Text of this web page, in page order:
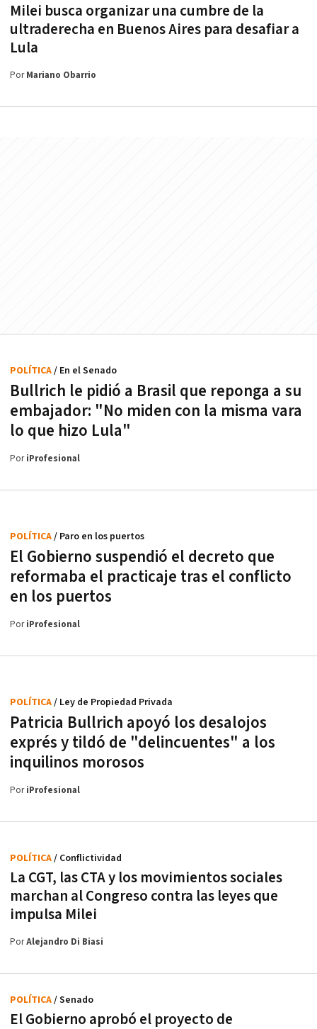
Milei busca organizar una cumbre de la
ultraderecha en Buenos Aires para desafiar a
Lula
PorMariano Obarrio
Bullrich le pidió a Brasil que reponga a su
embajador: "No miden con la misma vara
lo que hizo Lula"
POLÍTICA/ En el Senado
PoriProfesional
El Gobierno suspendió el decreto que
reformaba el practicaje tras el conflicto
en los puertos
POLÍTICA/ Paro en los puertos
PoriProfesional
Patricia Bullrich apoyó los desalojos
exprés y tildó de "delincuentes" a los
inquilinos morosos
POLÍTICA/ Ley de Propiedad Privada
PoriProfesional
La CGT, las CTA y los movimientos sociales
marchan al Congreso contra las leyes que
impulsa Milei
POLÍTICA/ Conflictividad
PorAlejandro Di Biasi
El Gobierno aprobó el proyecto de
POLÍTICA/ Senado